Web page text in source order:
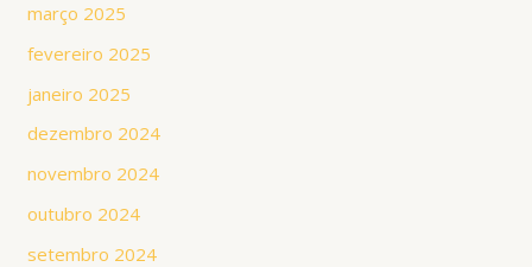
março 2025
fevereiro 2025
janeiro 2025
dezembro 2024
novembro 2024
outubro 2024
setembro 2024